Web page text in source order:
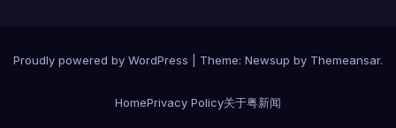
Proudly powered by WordPress Theme: Newsup by Themeansar.
HomePrivacy Policy关于粤新闻